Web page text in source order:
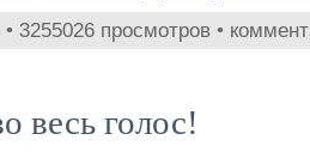
• 3255026 просмотров •
весь голос!